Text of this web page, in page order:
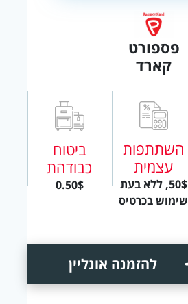
פספורט
קארד
השתתפות
עצמית
50$, ללא בעת
שימוש בכרטיס
ביטוח
כבודהת
0.50$
להזמנה אונליין